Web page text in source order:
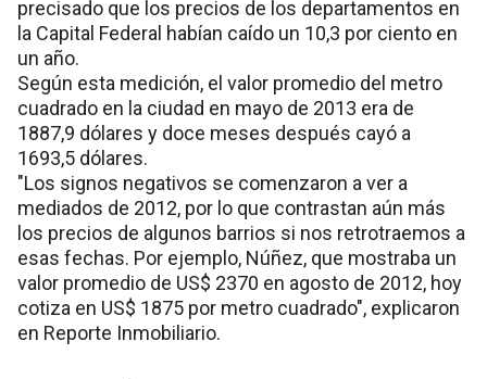
precisado que los precios de los departamentos en
la Capital Federal habían caído un 10,3 por ciento en
un año.
Según esta medición, el valor promedio del metro
cuadrado en la ciudad en mayo de 2013 era de
1887,9 dólares y doce meses después cayó a
1693,5 dólares.
"Los signos negativos se comenzaron a ver a
mediados de 2012, por lo que contrastan aún más
los precios de algunos barrios si nos retrotraemos a
esas fechas. Por ejemplo, Núñez, que mostraba un
valor promedio de US$ 2370 en agosto de 2012, hoy
cotiza en US$ 1875 por metro cuadrado", explicaron
en Reporte Inmobiliario.